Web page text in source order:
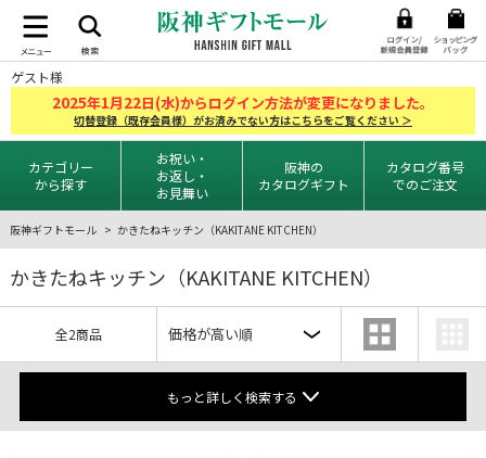
ゲスト様
2025年1月22日(水)からログイン方法が変更になりました。
切替登録（既存会員様）がお済みでない方はこちらをご覧ください ＞
カテゴリー
から探す
お祝い・
お返し・
お見舞い
阪神の
カタログギフト
カタログ番号
でのご注文
阪神ギフトモール かきたねキッチン（KAKITANE KITCHEN）
かきたねキッチン（KAKITANE KITCHEN）
全2商品
もっと詳しく検索する